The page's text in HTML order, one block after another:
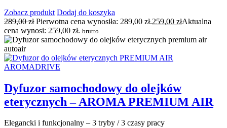
Zobacz produkt Dodaj do koszyka
289,00zł Pierwotna cena wynosiła: 289,00 zł.259,00 złAktualna
cena wynosi: 259,00 zł. brutto
Dyfuzor samochodowy do olejków
eterycznych – AROMA PREMIUM AIR
Elegancki i funkcjonalny – 3 tryby / 3 czasy pracy